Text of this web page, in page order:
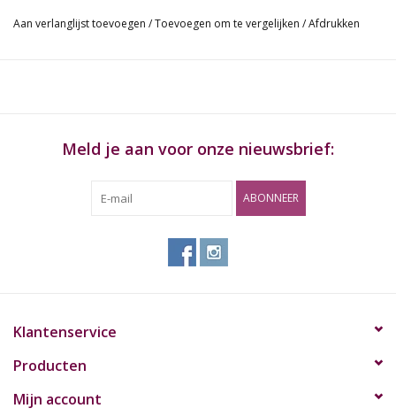
Aan verlanglijst toevoegen /Toevoegen om te vergelijken /Afdrukken
Meld je aan voor onze nieuwsbrief:
ABONNEER
Klantenservice
Producten
Mijn account